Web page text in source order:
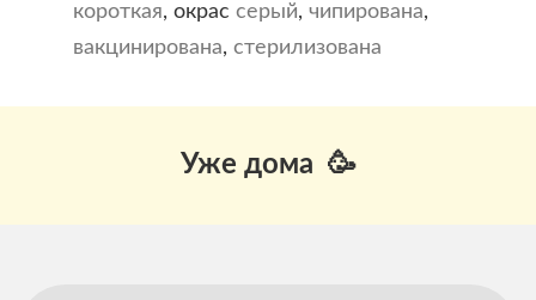
короткая, окрас серый, чипирована,
вакцинирована, стерилизована
Уже дома 🥳